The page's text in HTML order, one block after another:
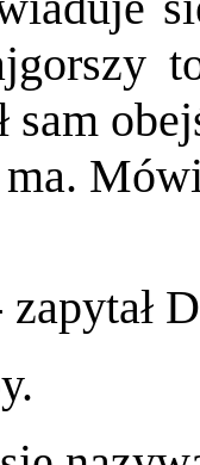
sam